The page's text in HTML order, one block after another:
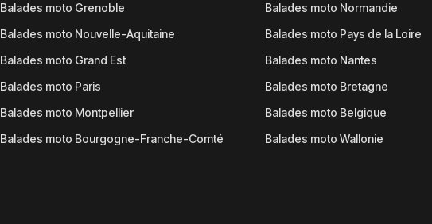
Balades moto Grenoble
Balades moto Nouvelle-Aquitaine
Balades moto Grand Est
Balades moto Paris
Balades moto Montpellier
Balades moto Bourgogne-Franche-Comté
Balades moto Normandie
Balades moto Pays de la Loire
Balades moto Nantes
Balades moto Bretagne
Balades moto Belgique
Balades moto Wallonie